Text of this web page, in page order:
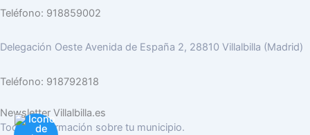
Teléfono: 918859002
Delegación Oeste Avenida de España 2, 28810 Villalbilla (Madrid)
Teléfono: 918792818
Newsletter Villalbilla.es
Toda la información sobre tu municipio.